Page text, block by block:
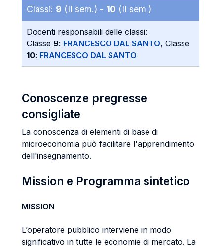
Classi: 9 (II sem.) - 10 (II sem.)
Docenti responsabili delle classi:
Classe 9: FRANCESCO DAL SANTO, Classe
10: FRANCESCO DAL SANTO
Conoscenze pregresse
consigliate
La conoscenza di elementi di base di
microeconomia può facilitare l'apprendimento
dell'insegnamento.
Mission e Programma sintetico
MISSION
L’operatore pubblico interviene in modo
significativo in tutte le economie di mercato. La